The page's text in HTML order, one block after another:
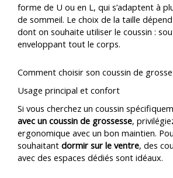
forme de U ou en L, qui s’adaptent à
de sommeil. Le choix de la taille
dont on souhaite utiliser le coussin :
enveloppant tout le corps.
Comment choisir son coussin de
Usage principal et confort
Si vous cherchez un coussin
avec un coussin de grossesse,
ergonomique avec un bon maintien.
souhaitant dormir sur le ventre, des
avec des espaces dédiés sont idéaux.